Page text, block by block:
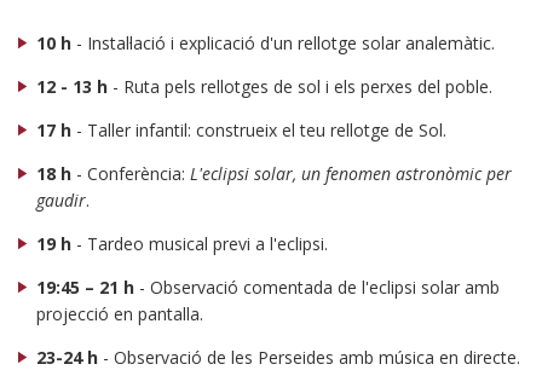
10 h - Instal·lació i explicació d'un rellotge solar analemàtic.
12 - 13 h - Ruta pels rellotges de sol i els perxes del poble.
17 h - Taller infantil: construeix el teu rellotge de Sol.
18 h - Conferència: L'eclipsi solar, un fenomen astronòmic per
gaudir.
19 h - Tardeo musical previ a l'eclipsi.
19:45 – 21 h - Observació comentada de l'eclipsi solar amb
projecció en pantalla.
23-24 h - Observació de les Perseides amb música en directe.